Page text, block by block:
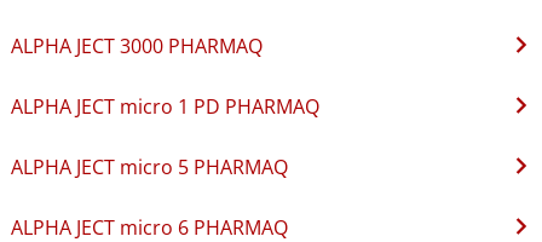
ALPHA JECT 3000 PHARMAQ
ALPHA JECT micro 1 PD PHARMAQ
ALPHA JECT micro 5 PHARMAQ
ALPHA JECT micro 6 PHARMAQ